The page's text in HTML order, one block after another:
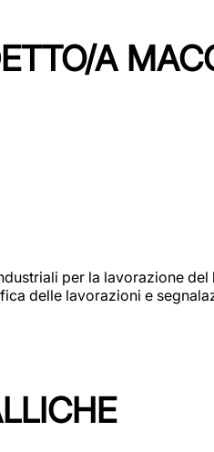
A
per la lavorazione
delle lavorazioni e